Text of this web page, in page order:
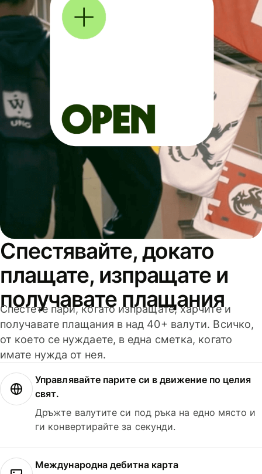
Спестявайте, докато
плащате, изпращате и
получавате плащания
Спестете пари, когато изпращате, харчите и
получавате плащания в над 40+ валути. Всичко,
от което се нуждаете, в една сметка, когато
имате нужда от нея.
Управлявайте парите си в движение по целия
свят.
Дръжте валутите си под ръка на едно място и
ги конвертирайте за секунди.
Международна дебитна карта